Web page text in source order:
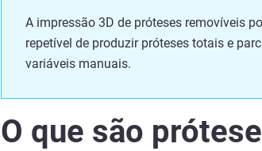
A impressão 3D de próteses removíveis
repetível de produzir próteses totais e
variáveis manuais.
O que são